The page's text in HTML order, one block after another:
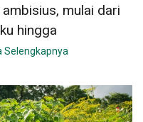
mulai dari
hingga
Selengkapnya